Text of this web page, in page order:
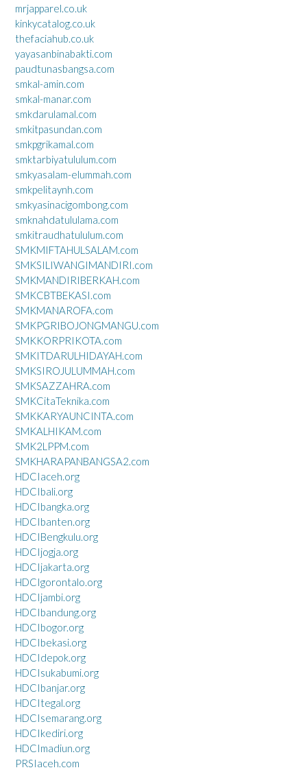
mrjapparel.co.uk
kinkycatalog.co.uk
thefaciahub.co.uk
yayasanbinabakti.com
paudtunasbangsa.com
smkal-amin.com
smkal-manar.com
smkdarulamal.com
smkitpasundan.com
smkpgrikamal.com
smktarbiyatululum.com
smkyasalam-elummah.com
smkpelitaynh.com
smkyasinacigombong.com
smknahdatululama.com
smkitraudhatululum.com
SMKMIFTAHULSALAM.com
SMKSILIWANGIMANDIRI.com
SMKMANDIRIBERKAH.com
SMKCBTBEKASI.com
SMKMANAROFA.com
SMKPGRIBOJONGMANGU.com
SMKKORPRIKOTA.com
SMKITDARULHIDAYAH.com
SMKSIROJULUMMAH.com
SMKSAZZAHRA.com
SMKCitaTeknika.com
SMKKARYAUNCINTA.com
SMKALHIKAM.com
SMK2LPPM.com
SMKHARAPANBANGSA2.com
HDCIaceh.org
HDCIbali.org
HDCIbangka.org
HDCIbanten.org
HDCIBengkulu.org
HDCIjogja.org
HDCIjakarta.org
HDCIgorontalo.org
HDCIjambi.org
HDCIbandung.org
HDCIbogor.org
HDCIbekasi.org
HDCIdepok.org
HDCIsukabumi.org
HDCIbanjar.org
HDCItegal.org
HDCIsemarang.org
HDCIkediri.org
HDCImadiun.org
PRSIaceh.com